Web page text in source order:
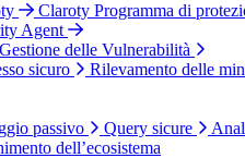
Claroty Programma di
Agent
Gestione delle Vulnerabilità
sicuro
Rilevamento delle
passivo Query sicure
dell’ecosistema